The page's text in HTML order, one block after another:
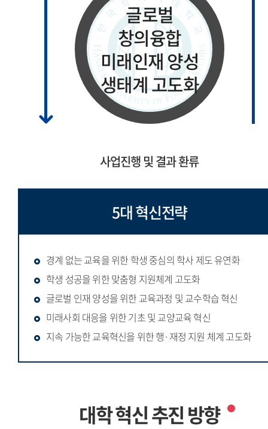
글로벌
창의융합
미래인재 양성
생태계 고도화
사업진행 및 결과 환류
5대 혁신전략
경계 없는 교육을 위한 학생 중심의 학사 제도 유연화
학생 성공을 위한 맞춤형 지원체계 고도화
글로벌 인재 양성을 위한 교육과정 및 교수학습 혁신
미래사회 대응을 위한 기초 및 교양교육 혁신
지속 가능한 교육혁신을 위한 행·재정 지원 체계 고도화
대학 혁신 추진 방향